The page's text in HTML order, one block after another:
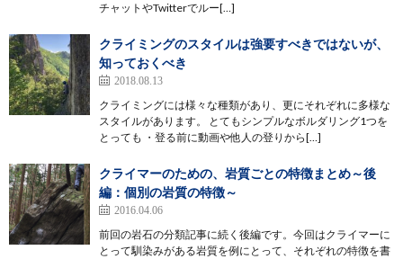
チャットやTwitterでルー[…]
クライミングのスタイルは強要すべきではないが、
知っておくべき
2018.08.13
クライミングには様々な種類があり、更にそれぞれに多様な
スタイルがあります。 とてもシンプルなボルダリング1つを
とっても ・登る前に動画や他人の登りから[…]
クライマーのための、岩質ごとの特徴まとめ～後
編：個別の岩質の特徴～
2016.04.06
前回の岩石の分類記事に続く後編です。今回はクライマーに
とって馴染みがある岩質を例にとって、それぞれの特徴を書